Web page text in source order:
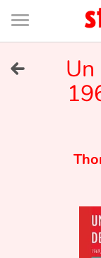
Connexion
Bibliothèque
de
page